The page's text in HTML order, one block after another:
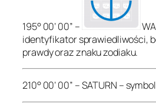
195° 00’ 00” –
identyfikator sprawiedliwości,
prawdy oraz znaku zodiaku.
210° 00’ 00” – SATURN –